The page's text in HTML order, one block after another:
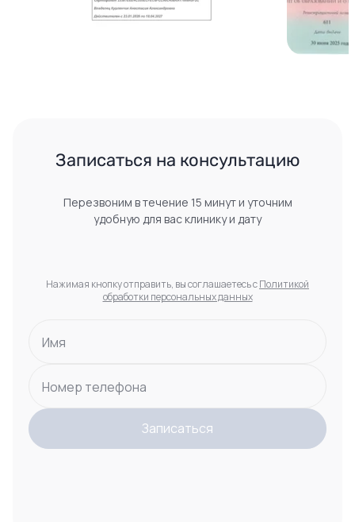
Записаться на консультацию
Перезвоним в течение 15 минут и уточним
удобную для вас клинику и дату
Нажимая кнопку отправить, вы соглашаетесь сПолитикой
обработки персональных данных
Имя
Номер телефона
Записаться